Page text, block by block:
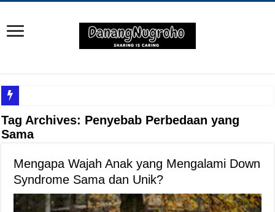
Yuk Cari Tahu Cara Memanfaatkan Teknologi Waze
Begini Upaya Memperbaiki Elektronik TV yang Rusak Hanya Ada Layar Putih
Penyebab Rem Susah Digerakin dan Cara Mengatasinya
Tutorial Memasang Kabel Listrik untuk Pengairan Tambak dengan Elektronik
Tag Archives: Penyebab Perbedaan yang
Sama
Mengapa Wajah Anak yang Mengalami Down
Syndrome Sama dan Unik?